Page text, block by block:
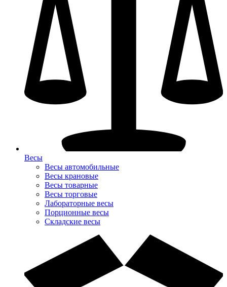
Весы
Весы автомобильные
Весы крановые
Весы товарные
Весы торговые
Лабораторные весы
Порционные весы
Складские весы